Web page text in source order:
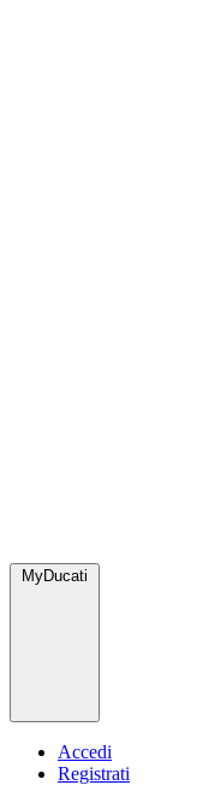
MyDucati
Accedi
Registrati